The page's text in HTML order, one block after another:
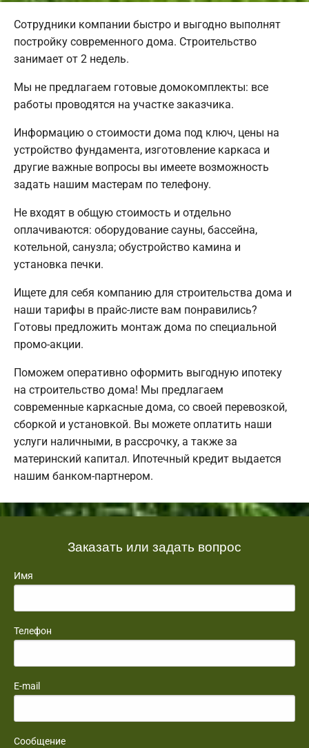
Сотрудники компании быстро и выгодно выполнят
постройку современного дома. Строительство
занимает от 2 недель.
Мы не предлагаем готовые домокомплекты: все
работы проводятся на участке заказчика.
Информацию о стоимости дома под ключ, цены на
устройство фундамента, изготовление каркаса и
другие важные вопросы вы имеете возможность
задать нашим мастерам по телефону.
Не входят в общую стоимость и отдельно
оплачиваются: оборудование сауны, бассейна,
котельной, санузла; обустройство камина и
установка печки.
Ищете для себя компанию для строительства дома и
наши тарифы в прайс-листе вам понравились?
Готовы предложить монтаж дома по специальной
промо-акции.
Поможем оперативно оформить выгодную ипотеку
на строительство дома! Мы предлагаем
современные каркасные дома, со своей перевозкой,
сборкой и установкой. Вы можете оплатить наши
услуги наличными, в рассрочку, а также за
материнский капитал. Ипотечный кредит выдается
нашим банком-партнером.
Заказать или задать вопрос
Имя
Телефон
E-mail
Сообщение